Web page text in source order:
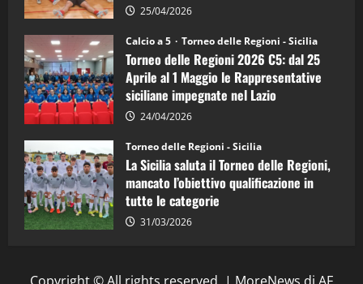
25/04/2026
Calcio a 5 Torneo delle Regioni - Sicilia
Torneo delle Regioni 2026 C5: dal 25
Aprile al 1 Maggio le Rappresentative
siciliane impegnate nel Lazio
24/04/2026
Torneo delle Regioni - Sicilia
La Sicilia saluta il Torneo delle Regioni,
mancato l’obiettivo qualificazione in
tutte le categorie
31/03/2026